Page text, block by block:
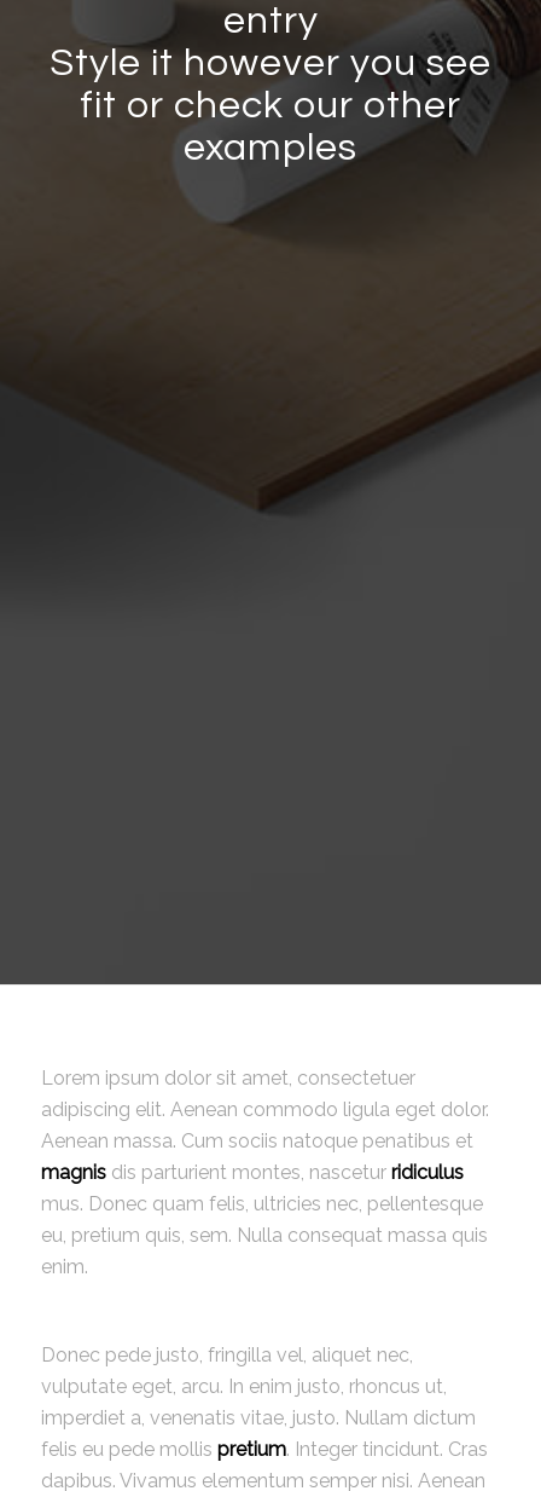
entry
Style it however you see
fit or check our other
examples
Lorem ipsum dolor sit amet, consectetuer
adipiscing elit. Aenean commodo ligula eget dolor.
Aenean massa. Cum sociis natoque penatibus et
magnisdis parturient montes, nascetur ridiculus
mus. Donec quam felis, ultricies nec, pellentesque
eu, pretium quis, sem. Nulla consequat massa quis
enim.
Donec pede justo, fringilla vel, aliquet nec,
vulputate eget, arcu. In enim justo, rhoncus ut,
imperdiet a, venenatis vitae, justo. Nullam dictum
felis eu pede mollis pretium. Integer tincidunt. Cras
dapibus. Vivamus elementum semper nisi. Aenean